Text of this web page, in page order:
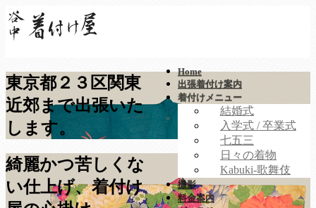
Home
出張着付け案内
着付けメニュー
結婚式
入学式 / 卒業式
七五三
日々の着物
Kabuki-歌舞伎
撮影
料金案内
東京都２３区関東
近郊まで出張いた
します。
綺麗かつ苦しくな
い仕上げ、着付け